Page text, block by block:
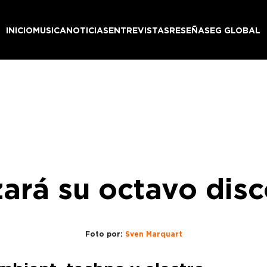
INICIOMUSICANOTICIASENTREVISTASRESEÑASEG GLOBAL
su octavo
Foto por: Sven Marquart